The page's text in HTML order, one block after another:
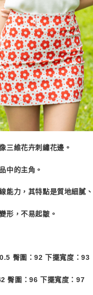
三維花卉刺繡花邊。
中的主角。
能力，其特點是質地細膩、
形，不易起皺。
臀圍：92 下擺寬度：93
臀圍：96 下擺寬度：97